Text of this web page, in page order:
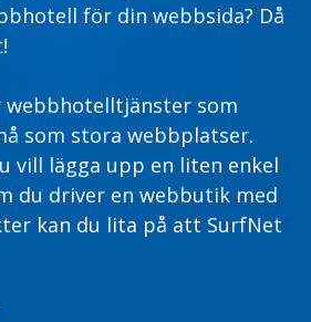
för din webbsida? Då
webbhotelltjänster som
som stora webbplatser.
vill lägga upp en liten enkel
du driver en webbutik med
kan du lita på att SurfNet